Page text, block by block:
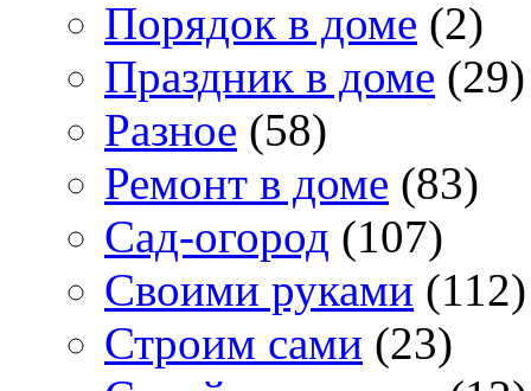
Порядок в доме (2)
Праздник в доме (29)
Разное (58)
Ремонт в доме (83)
Сад-огород (107)
Своими руками (112)
Строим сами (23)